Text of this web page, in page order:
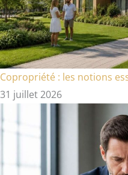
Copropriété : les notions
31 juillet 2026